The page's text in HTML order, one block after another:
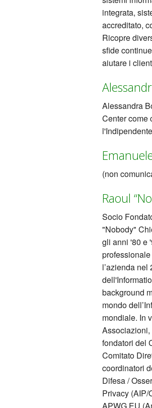
integrata,
accreditato,
Ricopre
sfide
aiutare i
Alessandra
Center come
(non
Raoul
Socio
"Nobody"
gli anni '80 e
l’azienda
background
mondo
mondiale. In
fondatori del
Comitato
coordinatori
Difesa /
Privacy (AIP/